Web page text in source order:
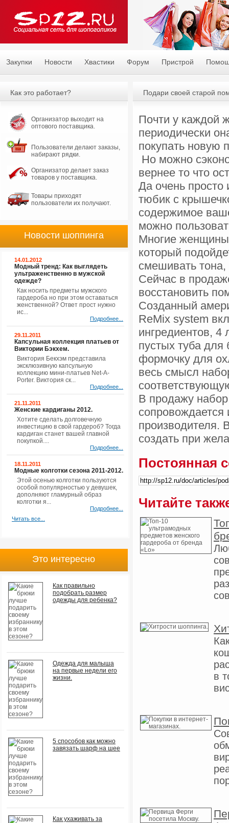
Закупки Новости Хвастики Форум Пристрой
Подари своей старой
Почти у каждой
периодически
покупать новую
Но можно
вернее то что
Да очень
тюбик с
содержимое
можно
Многие женщины
который
смешивать
Сейчас в
восстановить
Созданный
ReMix system
ингредиентов, 4
пустых туба
формочку для
весь смысл
В продажу набор
сопровождается
производителя.
создать при
Постоянная
Читайте
в
Как это работает?
Организатор выходит на
оптового поставщика.
Пользователи делают заказы,
набирают рядки.
Организатор делает заказ
товаров у поставщика.
Товары приходят
пользователи их получают.
Новости шоппинга
14.01.2012
Модный тренд: Как выглядеть
ультраженственно в мужской
одежде?
Как носить предметы мужского
гардероба но при этом оставаться
женственной? Ответ прост нужно
ис...
Подробнее...
29.11.2011
Капсульная коллекция платьев от
Виктории Бэкхем.
Виктория Бекхэм представила
эксклюзивную капсульную
коллекцию мини-платьев Net-A-
Porter. Виктория ск...
Подробнее...
21.11.2011
Женские кардиганы 2012.
Хотите сделать долговечную
инвестицию в свой гардероб? Тогда
кардиган станет вашей главной
покупкой....
Подробнее...
18.11.2011
Модные колготки сезона 2011-2012.
Этой осенью колготки пользуются
особой популярностью у девушек,
дополняют гламурный образ
колготки я...
Подробнее...
Читать все...
Это интересно
Как правильно
подобрать размер
одежды для ребенка?
Одежда для малыша
на первые недели его
жизни.
5 способов как можно
завязать шарф на шее
Как ухаживать за